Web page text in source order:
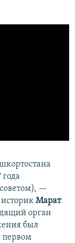
года
—
Марат
орган
был
первом